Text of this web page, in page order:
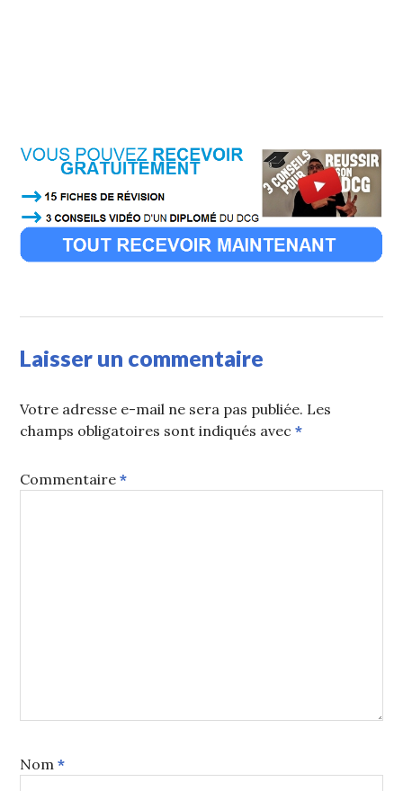
Laisser un commentaire
Votre adresse e-mail ne sera pas publiée. Les
champs obligatoires sont indiqués avec*
Commentaire*
Nom*